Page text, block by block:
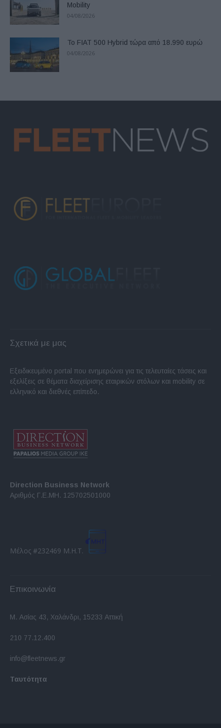
Mobility
04/08/2026
Το FIAT 500 Hybrid τώρα από 18.990 ευρώ
04/08/2026
Σχετικά με μας
Εξειδικευμένο portal που ενημερώνει για τις τελευταίες τάσεις και
εξελίξεις σε θέματα διαχείρισης εταιρικών στόλων και mobility σε
ελληνικό και διεθνές επίπεδο.
Direction Business Network
Αριθμός Γ.Ε.ΜΗ. 125702501000
Μέλος #232469 Μ.Η.Τ.
Επικοινωνία
Μ. Ασίας 43, Χαλάνδρι, 15233 Αττική
210 77.12.400
info@fleetnews.gr
Ταυτότητα